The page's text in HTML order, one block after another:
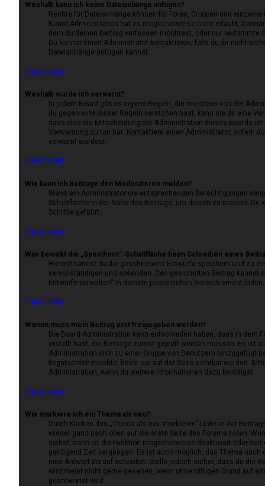
Weshalb kann ich keine Dateianhänge anfügen?
Rechte für Dateianhänge können für Foren, Gruppen und
Board-Administration hat es möglicherweise nicht erlaubt,
dem du deinen Beitrag verfassen möchtest, oder nur bestimmte
Du kannst einen Administrator kontaktieren, falls du dir nicht
Dateianhänge anfügen kannst.
Nach oben
Weshalb wurde ich verwarnt?
In jedem Board gibt es eigene Regeln, die meistens von der
du gegen eine dieser Regeln verstoßen hast, kann sie dir eine
dass dies die Entscheidung der Administration dieses Boards
Verwarnung zu tun hat. Kontaktiere einen Administrator, sofern
verwarnt wurdest.
Nach oben
Wie kann ich Beiträge den Moderatoren melden?
Wenn ein Administrator die entsprechenden Berechtigungen
Schaltfläche in der Nähe des Beitrags, um diesen zu melden. Du
Schritte geführt.
Nach oben
Was bewirkt die „Speichern“-Schaltfläche beim Schreiben eines
Hiermit kannst du die geschriebene Entwürfe speichern und zu
vervollständigen und absenden. Den gesicherten Beitrag kannst
Entwürfe verwalten“ in deinem persönlichen Bereich erneut laden.
Nach oben
Warum muss mein Beitrag erst freigegeben werden?
Die Board-Administration kann entschieden haben, dass in dem
erstellt hast, die Beiträge zuerst geprüft werden müssen. Es ist
Administration dich zu einer Gruppe von Benutzern hinzugefügt
begutachten möchte, bevor sie auf der Seite sichtbar werden.
Administration, wenn du weitere Informationen dazu benötigst.
Nach oben
Wie markiere ich ein Thema als neu?
Durch Klicken des „Thema als neu markieren“-Links in der
wieder ganz nach oben auf die erste Seite des Forums holen.
siehst, dann ist die Funktion möglicherweise deaktiviert oder
genügend Zeit vergangen. Es ist auch möglich, das Thema nach
eine Antwort darauf schreibst. Stelle jedoch sicher, dass du die
wird meist nicht gerne gesehen, wenn ohne triftigen Grund auf
geantwortet wird.